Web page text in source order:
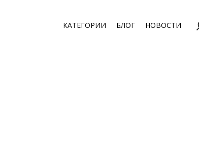
КАТЕГОРИИ БЛОГ НОВОСТИ